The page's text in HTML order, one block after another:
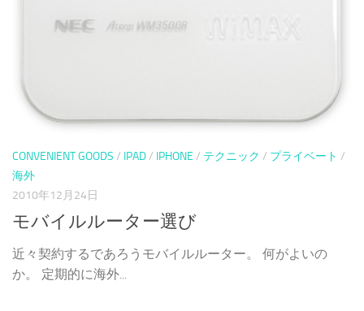
CONVENIENT GOODS / IPAD/ IPHONE / テクニック / プライベート /
海外
2010年12月24日
モバイルルーター選び
近々契約するであろうモバイルルーター。 何がよいの
か。 定期的に海外...